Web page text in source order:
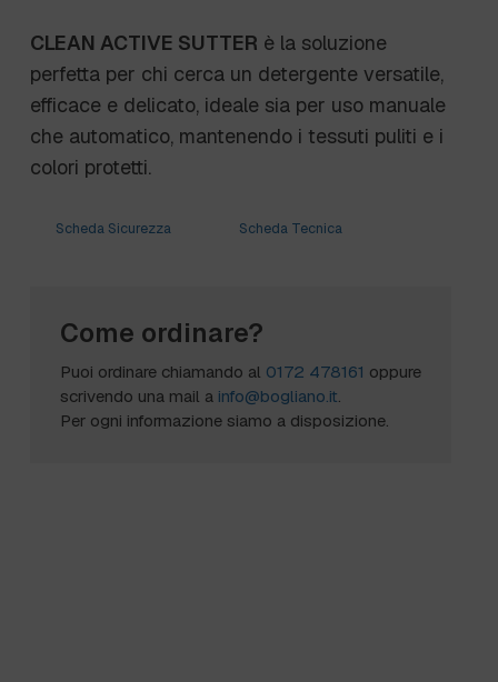
CLEAN ACTIVE SUTTER è la soluzione
perfetta per chi cerca un detergente versatile,
efficace e delicato, ideale sia per uso manuale
che automatico, mantenendo i tessuti puliti e i
colori protetti.
Scheda Sicurezza Scheda Tecnica
Come ordinare?
Puoi ordinare chiamando al 0172 478161 oppure
scrivendo una mail a info@bogliano.it.
Per ogni informazione siamo a disposizione.